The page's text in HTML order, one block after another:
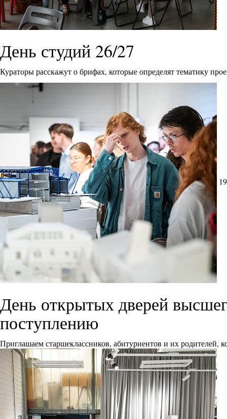
День студий 26/27
Кураторы расскажут о брифах, которые определят тематику
День открытых дверей
поступлению
Приглашаем старшеклассников, абитуриентов и их родителей,